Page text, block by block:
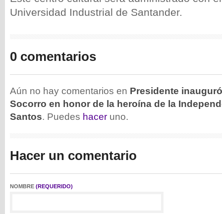
Universidad Industrial de Santander.
0 comentarios
Aún no hay comentarios en Presidente
Socorro en honor de la heroína de la
Santos. Puedes hacer uno.
Hacer un comentario
NOMBRE (REQUERIDO)